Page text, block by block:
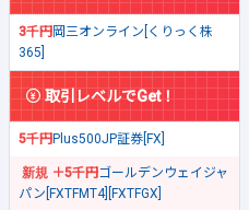
3千円岡三オンライン[くりっく株
365]
取引レベルでGet！
5千円Plus500JP証券[FX]
＋5千円ゴールデンウェイジャ
パン[FXTFMT4][FXTFGX]